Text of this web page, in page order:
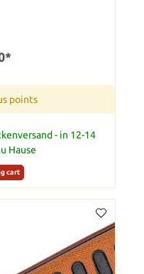
points
- in 12-14
Hause
cart